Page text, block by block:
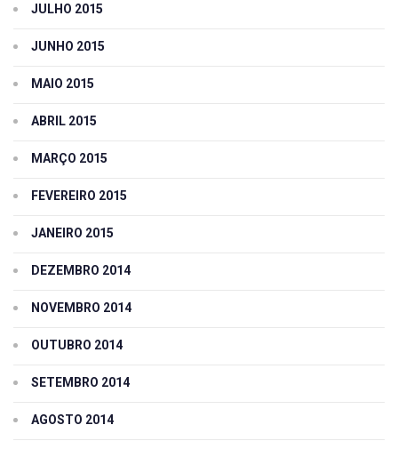
JULHO 2015
JUNHO 2015
MAIO 2015
ABRIL 2015
MARÇO 2015
FEVEREIRO 2015
JANEIRO 2015
DEZEMBRO 2014
NOVEMBRO 2014
OUTUBRO 2014
SETEMBRO 2014
AGOSTO 2014